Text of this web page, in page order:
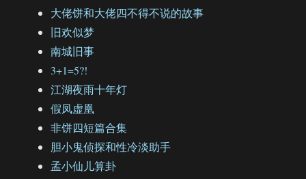
大佬饼和大佬四不得不说的故事
旧欢似梦
南城旧事
3+1=5?!
江湖夜雨十年灯
假凤虚凰
非饼四短篇合集
胆小鬼侦探和性冷淡助手
孟小仙儿算卦